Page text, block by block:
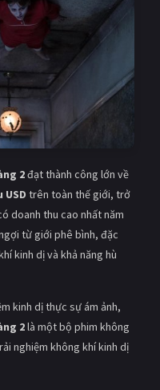
2đạt thành công lớn về
USD trên toàn thế giới, trở
doanh thu cao nhất năm
từ giới phê bình, đặc
kinh dị và khả năng hù
kinh dị thực sự ám ảnh,
2là một bộ phim không
nghiệm không khí kinh dị